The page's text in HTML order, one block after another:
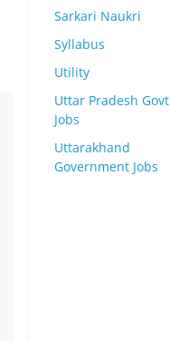
Sarkari Naukri
Syllabus
Utility
Uttar Pradesh Govt
Jobs
Uttarakhand
Government Jobs